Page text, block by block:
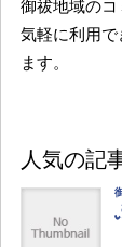
御祓地域の
気軽に利用
ます。
人気の記